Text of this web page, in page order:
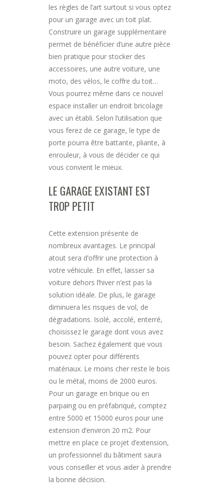
les règles de l’art surtout si vous optez
pour un garage avec un toit plat.
Construire un garage supplémentaire
permet de bénéficier d’une autre pièce
bien pratique pour stocker des
accessoires, une autre voiture, une
moto, des vélos, le coffre du toit…
Vous pourrez même dans ce nouvel
espace installer un endroit bricolage
avec un établi. Selon l’utilisation que
vous ferez de ce garage, le type de
porte pourra être battante, pliante, à
enrouleur, à vous de décider ce qui
vous convient le mieux.
LE GARAGE EXISTANT EST
TROP PETIT
Cette extension présente de
nombreux avantages. Le principal
atout sera d’offrir une protection à
votre véhicule. En effet, laisser sa
voiture dehors l’hiver n’est pas la
solution idéale. De plus, le garage
diminuera les risques de vol, de
dégradations. Isolé, accolé, enterré,
choisissez le garage dont vous avez
besoin. Sachez également que vous
pouvez opter pour différents
matériaux. Le moins cher reste le bois
ou le métal, moins de 2000 euros.
Pour un garage en brique ou en
parpaing ou en préfabriqué, comptez
entre 5000 et 15000 euros pour une
extension d’environ 20 m2. Pour
mettre en place ce projet d’extension,
un professionnel du bâtiment saura
vous conseiller et vous aider à prendre
la bonne décision.